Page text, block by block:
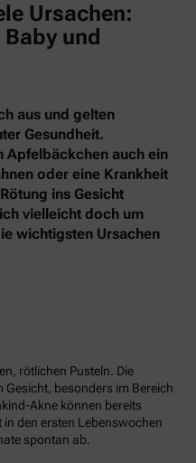
Ursachen:
und
aus und gelten
Gesundheit.
Apfelbäckchen auch ein
oder eine Krankheit
ins Gesicht
vielleicht doch um
wichtigsten Ursachen
rötlichen Pusteln. Die
besonders im Bereich
Akne können bereits
den ersten Lebenswochen
spontan ab.